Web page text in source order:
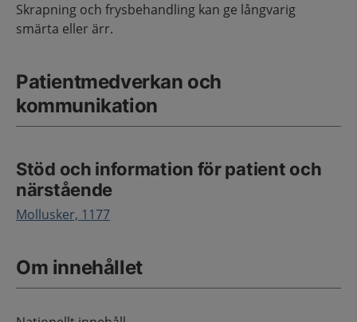
Skrapning och frysbehandling kan ge långvarig
smärta eller ärr.
Patientmedverkan och
kommunikation
Stöd och information för patient och
närstående
Mollusker, 1177
Om innehållet